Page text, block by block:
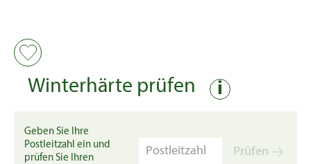
Winterhärte prüfen i
Geben Sie Ihre
Postleitzahl ein und
prüfen Sie Ihren
Prüfen